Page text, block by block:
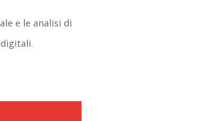
e le analisi di